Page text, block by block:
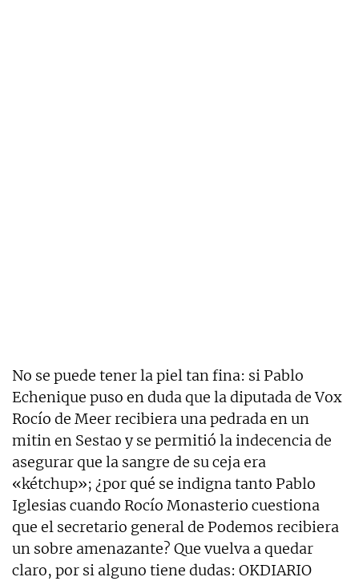
No se puede tener la piel tan fina: si Pablo
Echenique puso en duda que la diputada de Vox
Rocío de Meer recibiera una pedrada en un
mitin en Sestao y se permitió la indecencia de
asegurar que la sangre de su ceja era
«kétchup»; ¿por qué se indigna tanto Pablo
Iglesias cuando Rocío Monasterio cuestiona
que el secretario general de Podemos recibiera
un sobre amenazante? Que vuelva a quedar
claro, por si alguno tiene dudas: OKDIARIO